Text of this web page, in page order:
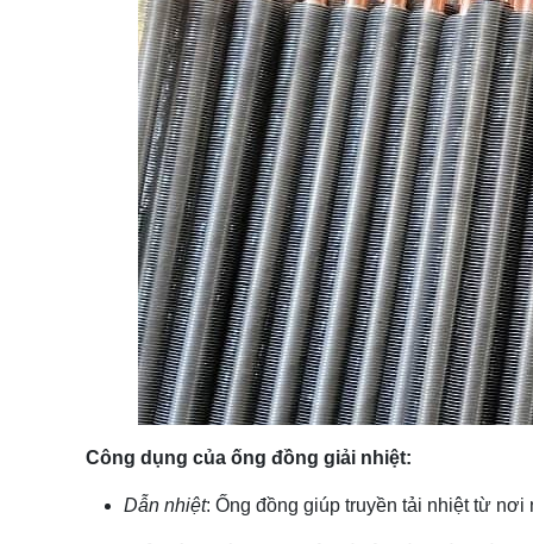
Công dụng của ống đồng giải nhiệt:
Dẫn nhiệt: Ống đồng giúp truyền tải nhiệt từ